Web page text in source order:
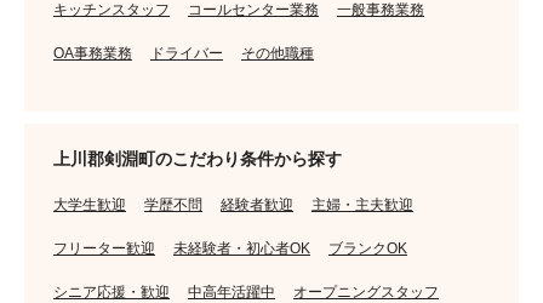
キッチンスタッフ コールセンター業務 一般事務業務
OA事務業務 ドライバー その他職種
上川郡剣淵町のこだわり条件から探す
大学生歓迎 学歴不問 経験者歓迎 主婦・主夫歓迎
フリーター歓迎 未経験者・初心者OK ブランクOK
シニア応援・歓迎 中高年活躍中 オープニングスタッフ